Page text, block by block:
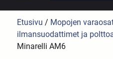
Etusivu / Mopojen
ilmansuodattimet ja
Minarelli AM6